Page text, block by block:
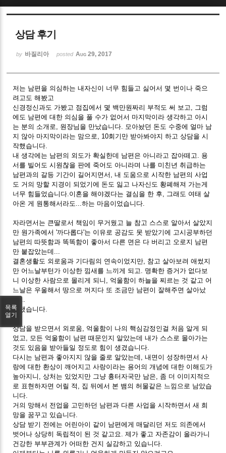
상담 후기
by 바질리아 posted Aug 29, 2017
저는 남편을 의심하는 내자신이 너무 힘들고 싫어서 몇 번이나 죽으
려고도 해봤고
신경정신과도 가봤고 점집에서 몇 백만원짜리 부적도 써 보고, 그럼
에도 남편에 대한 의심을 풀 수가 없어서 마지막이라 생각하고 아시
는 분의 소개로, 원장님을 만났습니다. 모아놨던 돈도 수중에 얼마 남
지 않아 마지막이라는 맘으로, 10회기만 받아봐야지 하고 상담을 시
작했습니다.
내 생각에는 남편의 외도가 확실한데 남편은 아니라고 잡아떼고. 용
서를 빌어도 시원찮을 판에 죽어도 아니라며 나를 미친년 취급하는
남편과의 갈등 기간이 길어지면서, 내 도움으로 시작한 남편의 사업
도 거의 망할 지경이 되었기에 돈도 잃고 나자신도 황폐해져 가는게
너무 힘들었습니다.이혼을 해야겠다는 결심을 한 후, 그래도 여태 살
아온 게 원통해서라도...하는 마음이었습니다.
자라면서는 큰딸로서 책임이 무거웠고 늘 참고 스스로 알아서 살았지
만 원가족에서 '까다롭다'는 이유로 공감도 못 받았기에 고시공부하던
남편의 따뜻함과 똑똑함이 좋아서 다른 면은 다 버리고 오로지 남편
만 붙잡았는데...
결혼생활도 외로움과 기다림의 연속이었지만, 참고 살아보려 애썼지
만 어느날부턴가 이상한 낌새를 느끼게 되고. 명확한 증거가 없다보
니 이상한 사람으로 몰리게 되니, 억울함이 하늘을 찌르는 것 같고 어
느날은 우울해서 땅으로 꺼지다 또 조금만 남편이 잘해주면 살아났
다...
그랬습니다.
상담을 받으면서 외로움, 억울함이 나의 핵심감정인걸 처음 알게 되
었고, 모든 억울함이 남편 때문인지 알았는데 내가 스스로 몰아가는
것도 있음을 받아들일 정도로 힘이 생겼습니다.
다시는 남편과 좋아지지 않을 줄로 알았는데, 내면이 성장하면서 사
랑에 대한 환상이 깨어지고 사랑이라는 용어의 개념에 대한 이해도가
높아지니, 상처는 있었지만 그냥 흉터자국만 남은, 좀 더 이미지적으
로 표현하자면 어릴 적, 집 뒤에서 본 뱀의 허물같은 느낌으로 남았습
니다.
거의 망해서 전업을 고민하던 남편과 다른 사업을 시작하면서 새 희
망을 꿈꾸고 있습니다.
상담 받기 전에는 어린아이 같이 남편에게 매달리던 저도 의존에서
벗어나 상당히 독립적이 된 것 같고요. 제가 좋고 자존감이 올라가니
건강한 부부관계가 어떠한 건지 실감하고 있습니다.
목록
열기
Sketchbook5, 스케치북5
Sketchbook5, 스케치북5